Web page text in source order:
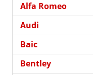
Alfa Romeo
Audi
Baic
Bentley